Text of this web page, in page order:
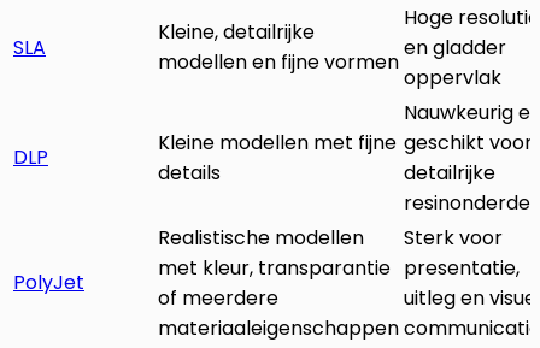
SLA
Kleine, detailrijke
modellen en fijne vormen
Hoge resolutie
en gladder
oppervlak
DLP
Kleine modellen met fijne
details
Nauwkeurig
geschikt voor
detailrijke
PolyJet
Realistische modellen
met kleur, transparantie
of meerdere
materiaaleigenschappen
Sterk voor
presentatie,
uitleg en
communicatie